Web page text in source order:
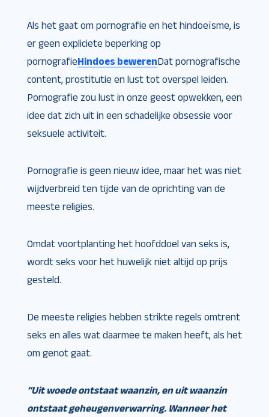
Als het gaat om pornografie en het hindoeïsme, is
er geen expliciete beperking op
pornografieHindoes bewerenDat pornografische
content, prostitutie en lust tot overspel leiden.
Pornografie zou lust in onze geest opwekken, een
idee dat zich uit in een schadelijke obsessie voor
seksuele activiteit.
Pornografie is geen nieuw idee, maar het was niet
wijdverbreid ten tijde van de oprichting van de
meeste religies.
Omdat voortplanting het hoofddoel van seks is,
wordt seks voor het huwelijk niet altijd op prijs
gesteld.
De meeste religies hebben strikte regels omtrent
seks en alles wat daarmee te maken heeft, als het
om genot gaat.
“Uit woede ontstaat waanzin, en uit waanzin
ontstaat geheugenverwarring. Wanneer het